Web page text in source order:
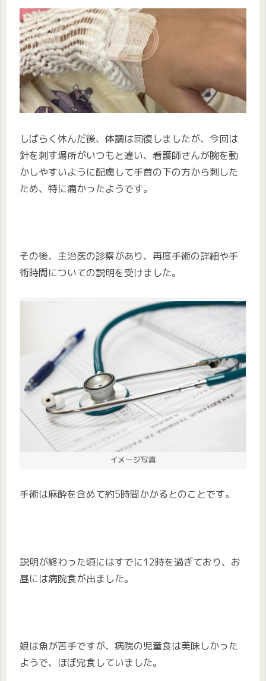
しばらく休んだ後、体調は回復しましたが、今回は
針を刺す場所がいつもと違い、看護師さんが腕を動
かしやすいように配慮して手首の下の方から刺した
ため、特に痛かったようです。
その後、主治医の診察があり、再度手術の詳細や手
術時間についての説明を受けました。
イメージ写真
手術は麻酔を含めて約5時間かかるとのことです。
説明が終わった頃にはすでに12時を過ぎており、お
昼には病院食が出ました。
娘は魚が苦手ですが、病院の児童食は美味しかった
ようで、ほぼ完食していました。